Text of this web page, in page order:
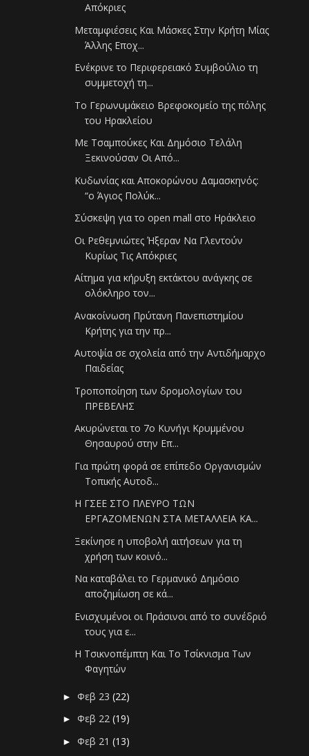
Απόκριες
Μεταμφιέσεις Και Μάσκες Στην Κρήτη Μίας
Άλλης Εποχ...
Ενέκρινε το Περιφερειακό Συμβούλιο τη
συμμετοχή τη...
Το Γερωνυμάκειο Βρεφοκομείο της πόλης
του Ηρακλείου
Με Τσαμπούκες Και Δημόσιο Τελάλη
Ξεκινούσαν Οι Από...
Κυδωνίας και Αποκορώνου Δαμασκηνός:
“ο Άγιος Πολύκ...
Σύσκεψη για το open mall στο Ηράκλειο
Οι Ρεθεμνιώτες Ήξεραν Να Γλεντούν
Κυρίως Τις Απόκριες
Αίτημα για κήρυξη εκτάκτου ανάγκης σε
ολόκληρο τον...
Ανακοίνωση Πρύτανη Πανεπιστημίου
Κρήτης για την πρ...
Αυτοψία σε σχολεία από την Αντιδήμαρχο
Παιδείας
Τροποποίηση των δρομολογίων του
ΠΡΕΒΕΛΗΣ
Ακυρώνεται το 7ο Κυνήγι Κρυμμένου
Θησαυρού στην Επ...
Για πρώτη φορά σε επίπεδο Οργανισμών
Τοπικής Αυτοδ...
Η ΓΣΕΕ ΣΤΟ ΠΛΕΥΡΟ ΤΩΝ
ΕΡΓΑΖΟΜΕΝΩΝ ΣΤΑ ΜΕΤΑΛΛΕΙΑ ΚΑ...
Ξεκίνησε η υποβολή αιτήσεων για τη
χρήση των κοινό...
Να καταβάλει το Γερμανικό Δημόσιο
αποζημίωση σε κά...
Ενισχυμένοι οι Πράσινοι από το συνέδριό
τους για ε...
Η Τσικνοπέμπτη Και Το Τσίκνισμα Των
Φαγητών
►Φεβ 23(22)
►Φεβ 22(19)
►Φεβ 21(13)